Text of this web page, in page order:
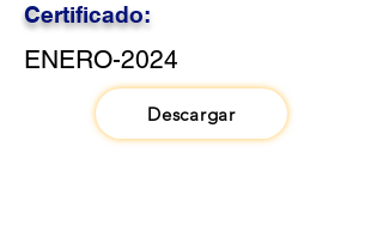
Certificado:
ENERO-2024
Descargar